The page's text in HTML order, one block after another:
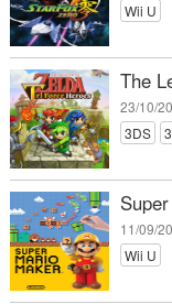
Wii U
The
23/10/
3DS
11/09/
Wii U